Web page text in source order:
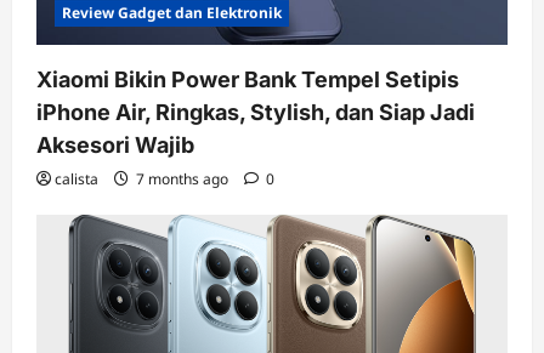
Review Gadget dan Elektronik
Xiaomi Bikin Power Bank Tempel Setipis
iPhone Air, Ringkas, Stylish, dan Siap Jadi
Aksesori Wajib
calista 7 months ago 0